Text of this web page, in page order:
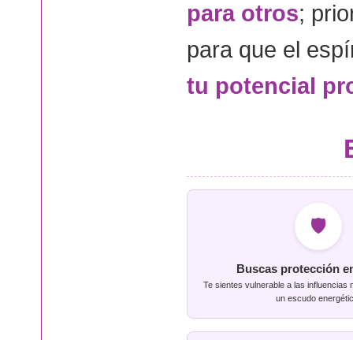
para otros;
para que el
tu potencial
🛡️
Buscas protección
Te sientes vulnerable a las influencias
un escudo